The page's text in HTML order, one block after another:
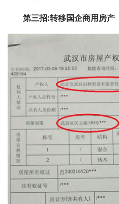
第三招:转移国企商用房产